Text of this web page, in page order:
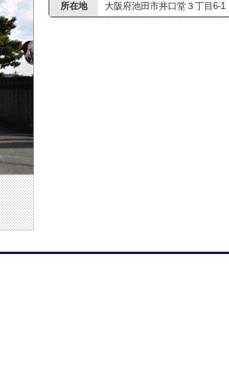
所在地
大阪府池田市井口堂３丁目6-1